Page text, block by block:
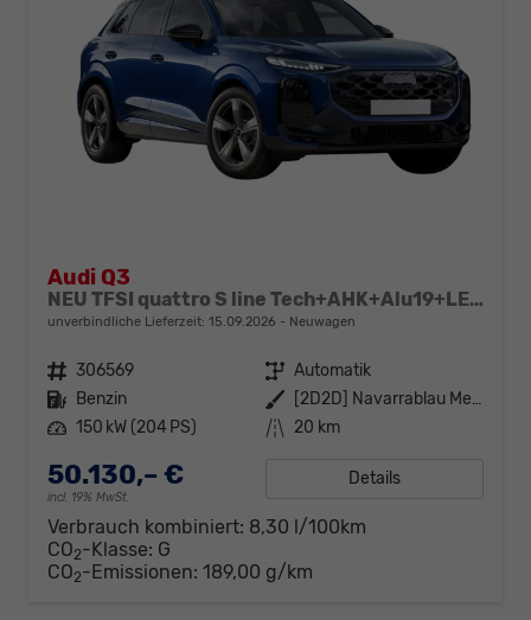
Audi Q3
NEU TFSI quattro S line Tech+AHK+Alu19+LEDplus+KlimaPlus+ExtSchwarz
unverbindliche Lieferzeit: 15.09.2026 Neuwagen
Fahrzeugnr. 306569 Getriebe Automatik
Kraftstoff Benzin Außenfarbe
[2D2D] Navarrablau Metallic
Leistung 150 kW (204 PS) Kilometerstand 20 km
50.130,– €
incl. 19% MwSt.
Details
Verbrauch kombiniert: 8,30 l/100km
CO2-Klasse: G
CO2-Emissionen: 189,00 g/km